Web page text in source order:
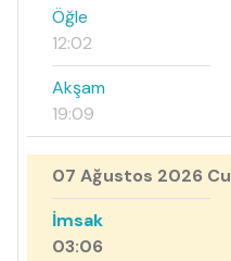
Öğle
12:02
Akşam
19:09
07 Ağustos 2026 Cu
İmsak
03:06